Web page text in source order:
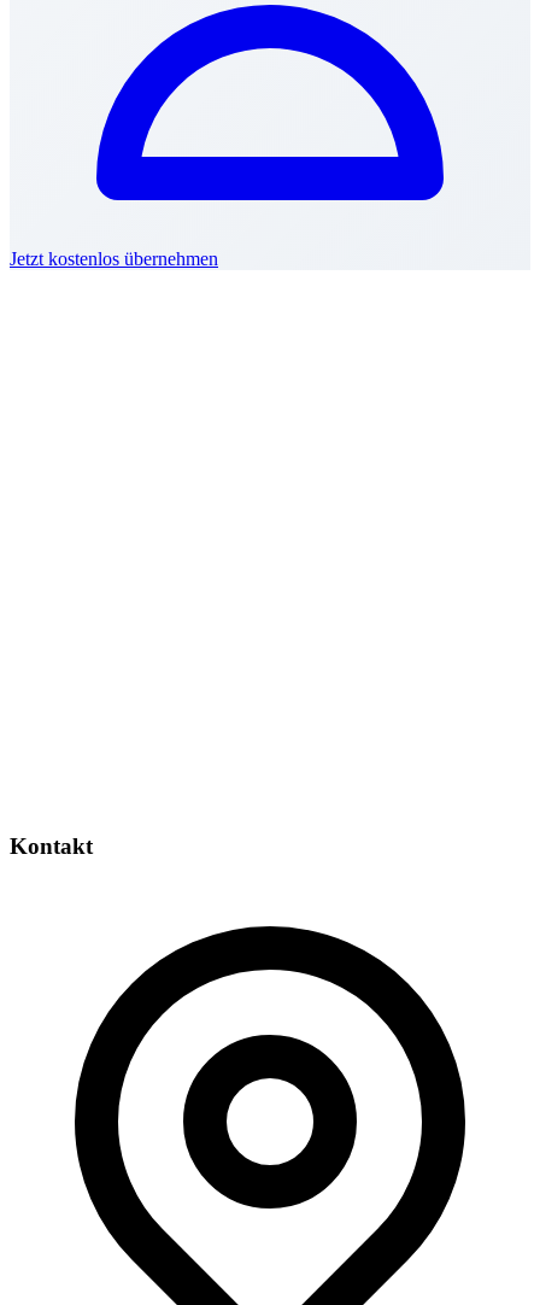
Jetzt kostenlos übernehmen
Kontakt